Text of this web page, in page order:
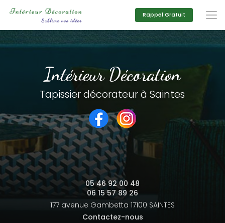
principal
Rappel Gratuit
Intérieur Décoration
Tapissier décorateur à Saintes
05 46 92 00 48
06 15 57 89 26
177 avenue Gambetta 17100 SAINTES
Contactez-nous